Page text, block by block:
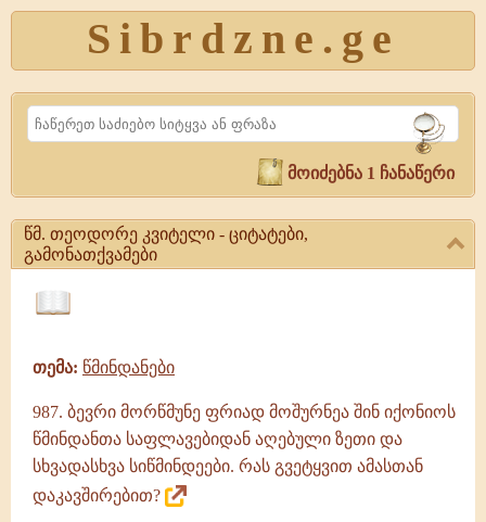
Sibrdzne.ge
Search
მოიძებნა 1 ჩანაწერი
წმ. თეოდორე კვიტელი - ციტატები,
გამონათქვამები
თეოდორე
ციტატები,
გამონათქვამები
თეოდორე
კვიტელი
გამონათქვამები
გამონათქვამები
თემა: წმინდანები
987. ბევრი მორწმუნე ფრიად მოშურნეა შინ იქონიოს
წმინდანთა საფლავებიდან აღებული ზეთი და
სხვადასხვა სიწმინდეები. რას გვეტყვით ამასთან
დაკავშირებით?